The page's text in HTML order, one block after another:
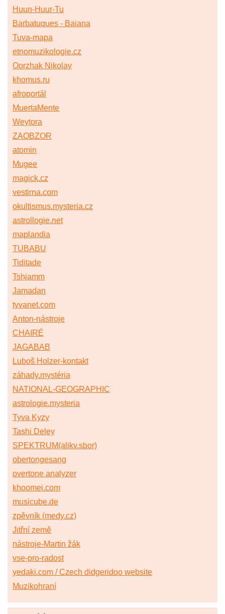
Huun-Huur-Tu
Barbatuques - Baiana
Tuva-mapa
etnomuzikologie.cz
Oorzhak Nikolay
khomus.ru
afroportál
MuertaMente
Weytora
ZAOBZOR
atomin
Mugee
magick.cz
vestirna.com
okultismus.mysteria.cz
astrollogie.net
maplandia
TUBABU
Tiditade
Tshjamm
Jamadan
tyvanet.com
Anton-nástroje
CHAIRÉ
JAGABAB
Luboš Holzer-kontakt
záhady.mystéria
NATIONAL-GEOGRAPHIC
astrologie.mysteria
Tyva Kyzy
Tashi Deley
SPEKTRUM(alikv.sbor)
obertongesang
overtone analyzer
khoomei.com
musicube.de
zpěvník (medy.cz)
Jitřní země
nástroje-Martin žák
vse-pro-radost
yedaki.com / Czech didgeridoo website
Muzikohraní